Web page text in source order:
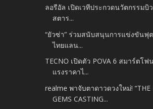
ลอรีอัล เปิดเวทีประกวดนวัตกรรมบิ
สตาร...
“ยัวซ่า” ร่วมสนับสนุนการแข่งขันฟุ
ไทยแลน...
TECNO เปิดตัว POVA 6 สมาร์ตโฟ
แรงราคาไ...
realme พาจับตาดาวดวงใหม่! “THE
GEMS CASTING...